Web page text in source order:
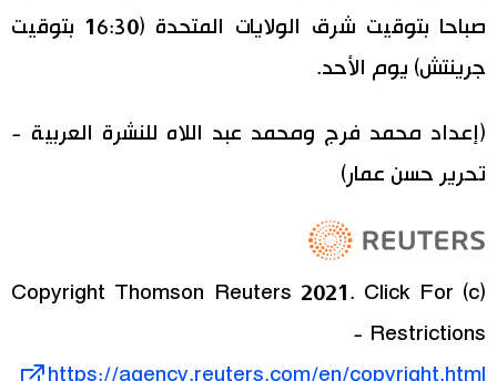
صباحا بتوقيت شرق الولايات المتحدة (16:30 بتوقيت
جرينتش) يوم الأحد.
(إعداد محمد فرج ومحمد عبد اللاه للنشرة العربية -
تحرير حسن عمار)
(c) Copyright Thomson Reuters 2021. Click For
Restrictions -
https://agency.reuters.com/en/copyright.html